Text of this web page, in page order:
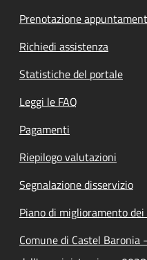
Prenotazione
Richiedi assistenza
Statistiche del portale
Leggi le FAQ
Pagamenti
Riepilogo valutazioni
Segnalazione disservizio
Piano di miglioramento
Comune di Castel Baronia